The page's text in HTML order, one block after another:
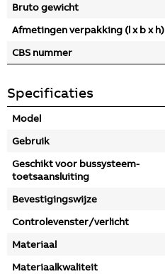
Bruto gewicht
Afmetingen verpakking (l x b x h)
CBS nummer
Specificaties
Model
Gebruik
Geschikt voor bussysteem-
toetsaansluiting
Bevestigingswijze
Controlevenster/verlicht
Materiaal
Materiaalkwaliteit